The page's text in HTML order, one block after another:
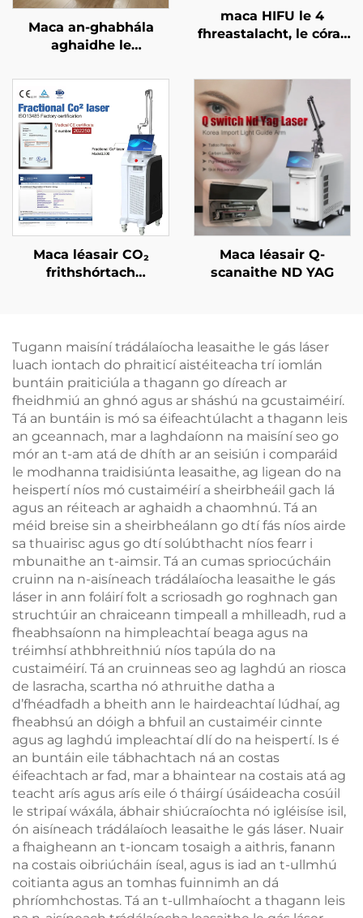
Maca an-ghabhála
aghaidhe le
RF dá dhraoidh
freastalaí 1/2 MHz
maca HIFU le 4
fhreastalacht, le córas
craiceann, le cruthú an
chorpais, agus le
haghaidh aois
théarmaí
Maca léasair CO₂
frithshórtach
Maca léasair Q-
scanaithe ND YAG
Tugann maisíní trádálaíocha leasaithe le gás láser
luach iontach do phraiticí aistéiteacha trí iomlán
buntáin praiticiúla a thagann go díreach ar
fheidhmiú an ghnó agus ar sháshú na gcustaiméirí.
Tá an buntáin is mó sa éifeachtúlacht a thagann leis
an gceannach, mar a laghdaíonn na maisíní seo go
mór an t-am atá de dhíth ar an seisiún i comparáid
le modhanna traidisiúnta leasaithe, ag ligean do na
heispertí níos mó custaiméirí a sheirbheáil gach lá
agus an réiteach ar aghaidh a chaomhnú. Tá an
méid breise sin a sheirbheálann go dtí fás níos airde
sa thuairisc agus go dtí solúbthacht níos fearr i
mbunaithe an t-aimsir. Tá an cumas spriocúcháin
cruinn na n-aisíneach trádálaíocha leasaithe le gás
láser in ann foláirí folt a scriosadh go roghnach gan
struchtúir an chraiceann timpeall a mhilleadh, rud a
fheabhsaíonn na himpleachtaí beaga agus na
tréimhsí athbhreithniú níos tapúla do na
custaiméirí. Tá an cruinneas seo ag laghdú an riosca
de lasracha, scartha nó athruithe datha a
d’fhéadfadh a bheith ann le hairdeachtaí lúdhaí, ag
fheabhsú an dóigh a bhfuil an custaiméir cinnte
agus ag laghdú impleachtaí dlí do na heispertí. Is é
an buntáin eile tábhachtach ná an costas
éifeachtach ar fad, mar a bhaintear na costais atá ag
teacht arís agus arís eile ó tháirgí úsáideacha cosúil
le stripaí wáxála, ábhair shiúcraíochta nó igléisíse isil,
ón aisíneach trádálaíoch leasaithe le gás láser. Nuair
a fhaigheann an t-ioncam tosaigh a aithris, fanann
na costais oibriúcháin íseal, agus is iad an t-ullmhú
coitianta agus an tomhas fuinnimh an dá
phríomhchostas. Tá an t-ullmhaíocht a thagann leis